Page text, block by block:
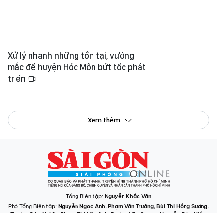
Xử lý nhanh những tồn tại, vướng
mắc để huyện Hóc Môn bứt tốc phát
triển
Xem thêm
Tổng Biên tập: Nguyễn Khắc Văn
Phó Tổng Biên tập: Nguyễn Ngọc Anh, Phạm Văn Trường, Bùi Thị Hồng Sương,